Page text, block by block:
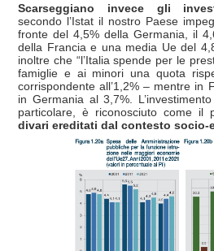
Scarseggiano invece gli
secondo l’Istat il nostro Paese
fronte del 4,5% della Germania, il
della Francia e una media Ue del
inoltre che “l’Italia spende per le
famiglie e ai minori una quota
corrispondente all’1,2% – mentre in
in Germania al 3,7%.
particolare, è riconosciuto come il
divari ereditati dal contesto socio-